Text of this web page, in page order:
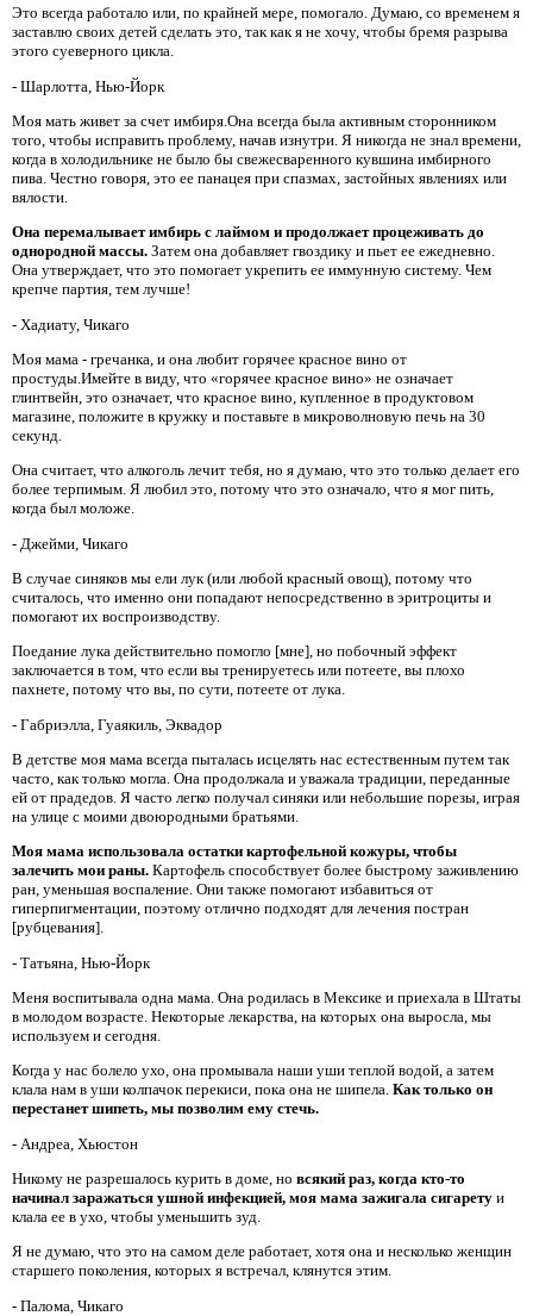
Это всегда работало или, по крайней мере, помогало. Думаю, со временем я
заставлю своих детей сделать это, так как я не хочу, чтобы бремя разрыва
этого суеверного цикла.
- Шарлотта, Нью-Йорк
Моя мать живет за счет имбиря.Она всегда была активным сторонником
того, чтобы исправить проблему, начав изнутри. Я никогда не знал времени,
когда в холодильнике не было бы свежесваренного кувшина имбирного
пива. Честно говоря, это ее панацея при спазмах, застойных явлениях или
вялости.
Она перемалывает имбирь с лаймом и продолжает процеживать до
однородной массы. Затем она добавляет гвоздику и пьет ее ежедневно.
Она утверждает, что это помогает укрепить ее иммунную систему. Чем
крепче партия, тем лучше!
- Хадиату, Чикаго
Моя мама - гречанка, и она любит горячее красное вино от
простуды.Имейте в виду, что «горячее красное вино» не означает
глинтвейн, это означает, что красное вино, купленное в продуктовом
магазине, положите в кружку и поставьте в микроволновую печь на 30
секунд.
Она считает, что алкоголь лечит тебя, но я думаю, что это только делает его
более терпимым. Я любил это, потому что это означало, что я мог пить,
когда был моложе.
- Джейми, Чикаго
В случае синяков мы ели лук (или любой красный овощ), потому что
считалось, что именно они попадают непосредственно в эритроциты и
помогают их воспроизводству.
Поедание лука действительно помогло [мне], но побочный эффект
заключается в том, что если вы тренируетесь или потеете, вы плохо
пахнете, потому что вы, по сути, потеете от лука.
- Габриэлла, Гуаякиль, Эквадор
В детстве моя мама всегда пыталась исцелять нас естественным путем так
часто, как только могла. Она продолжала и уважала традиции, переданные
ей от прадедов. Я часто легко получал синяки или небольшие порезы, играя
на улице с моими двоюродными братьями.
Моя мама использовала остатки картофельной кожуры, чтобы
залечить мои раны. Картофель способствует более быстрому заживлению
ран, уменьшая воспаление. Они также помогают избавиться от
гиперпигментации, поэтому отлично подходят для лечения постран
[рубцевания].
- Татьяна, Нью-Йорк
Меня воспитывала одна мама. Она родилась в Мексике и приехала в Штаты
в молодом возрасте. Некоторые лекарства, на которых она выросла, мы
используем и сегодня.
Когда у нас болело ухо, она промывала наши уши теплой водой, а затем
клала нам в уши колпачок перекиси, пока она не шипела. Как только он
перестанет шипеть, мы позволим ему стечь.
- Андреа, Хьюстон
Никому не разрешалось курить в доме, но всякий раз, когда кто-то
начинал заражаться ушной инфекцией, моя мама зажигала сигарету и
клала ее в ухо, чтобы уменьшить зуд.
Я не думаю, что это на самом деле работает, хотя она и несколько женщин
старшего поколения, которых я встречал, клянутся этим.
- Палома, Чикаго